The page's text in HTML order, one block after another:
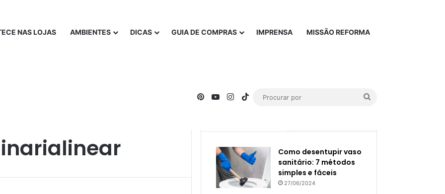
NAS LOJAS AMBIENTES DICAS GUIA DE COMPRAS IMPRENSA MISSÃO REFORMA
PinterestYouTubeInstagram
TikTok
Como desentupir vaso
sanitário: 7 métodos
simples e fáceis
27/06/2024